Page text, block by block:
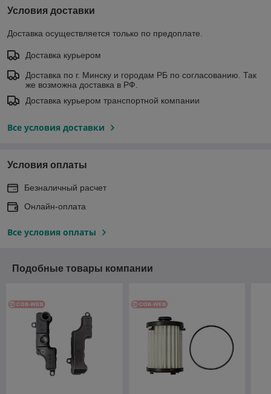
Условия доставки
Доставка осуществляется только по предоплате.
Доставка курьером
Доставка по г. Минску и городам РБ по согласованию. Так
же возможна доставка в РФ.
Доставка курьером транспортной компании
Все условия доставки
Условия оплаты
Безналичный расчет
Онлайн-оплата
Все условия оплаты
Подобные товары компании